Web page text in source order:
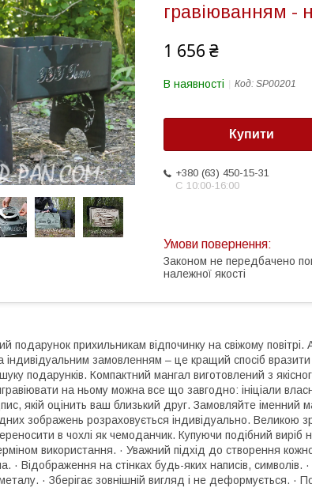
гравіюванням -
1 656 ₴
В наявності Код: SP00201
Купити
+380 (63) 450-15-31
С 10:00-16:00
Законом не передбачено
належної якості
подарунок прихильникам відпочинку на свіжому повітрі.
індивідуальним замовленням – це кращий спосіб
подарунків. Компактний мангал виготовлений з
на ньому можна все що завгодно: ініціали
якій оцінить ваш близький друг. Замовляйте іменний
зображень розраховується індивідуально. Великою
в чохлі як чемоданчик. Купуючи подібний виріб
використання. · Уважний підхід до створення
· Відображення на стінках будь-яких написів, символів. ·
· Зберігає зовнішній вигляд і не деформується. ·